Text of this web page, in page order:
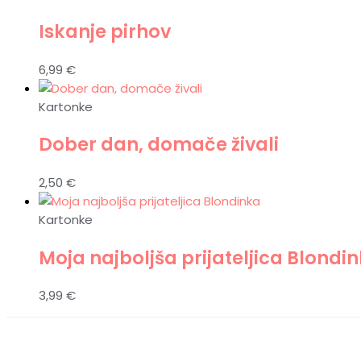
Iskanje pirhov
6,99 €
Kartonke
Dober dan, domače živali
2,50 €
Kartonke
Moja najboljša prijateljica
3,99 €